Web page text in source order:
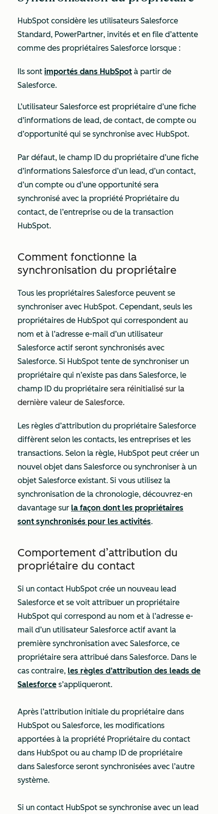
HubSpot considère les utilisateurs Salesforce
Standard, PowerPartner, invités et en file d’attente
comme des propriétaires Salesforce lorsque :
Ils sont importés dans HubSpot à partir de
Salesforce.
L’utilisateur Salesforce est propriétaire d’une fiche
d’informations de lead, de contact, de compte ou
d’opportunité qui se synchronise avec HubSpot.
Par défaut, le champ ID du propriétaire d’une fiche
d’informations Salesforce d’un lead, d’un contact,
d’un compte ou d’une opportunité sera
synchronisé avec la propriété Propriétaire du
contact, de l’entreprise ou de la transaction
HubSpot.
Comment fonctionne la
synchronisation du propriétaire
Tous les propriétaires Salesforce peuvent se
synchroniser avec HubSpot. Cependant, seuls les
propriétaires de HubSpot qui correspondent au
nom et à l’adresse e-mail d’un utilisateur
Salesforce actif seront synchronisés avec
Salesforce. Si HubSpot tente de synchroniser un
propriétaire qui n’existe pas dans Salesforce, le
champ ID du propriétaire sera réinitialisé sur la
dernière valeur de Salesforce.
Les règles d’attribution du propriétaire Salesforce
diffèrent selon les contacts, les entreprises et les
transactions. Selon la règle, HubSpot peut créer un
nouvel objet dans Salesforce ou synchroniser à un
objet Salesforce existant. Si vous utilisez la
synchronisation de la chronologie, découvrez-en
davantage sur la façon dont les propriétaires
sont synchronisés pour les activités.
Comportement d’attribution du
propriétaire du contact
Si un contact HubSpot crée un nouveau lead
Salesforce et se voit attribuer un propriétaire
HubSpot qui correspond au nom et à l’adresse e-
mail d’un utilisateur Salesforce actif avant la
première synchronisation avec Salesforce, ce
propriétaire sera attribué dans Salesforce. Dans le
cas contraire, les règles d’attribution des leads de
Salesforce s’appliqueront.
Après l’attribution initiale du propriétaire dans
HubSpot ou Salesforce, les modifications
apportées à la propriété Propriétaire du contact
dans HubSpot ou au champ ID de propriétaire
dans Salesforce seront synchronisées avec l’autre
système.
Si un contact HubSpot se synchronise avec un lead